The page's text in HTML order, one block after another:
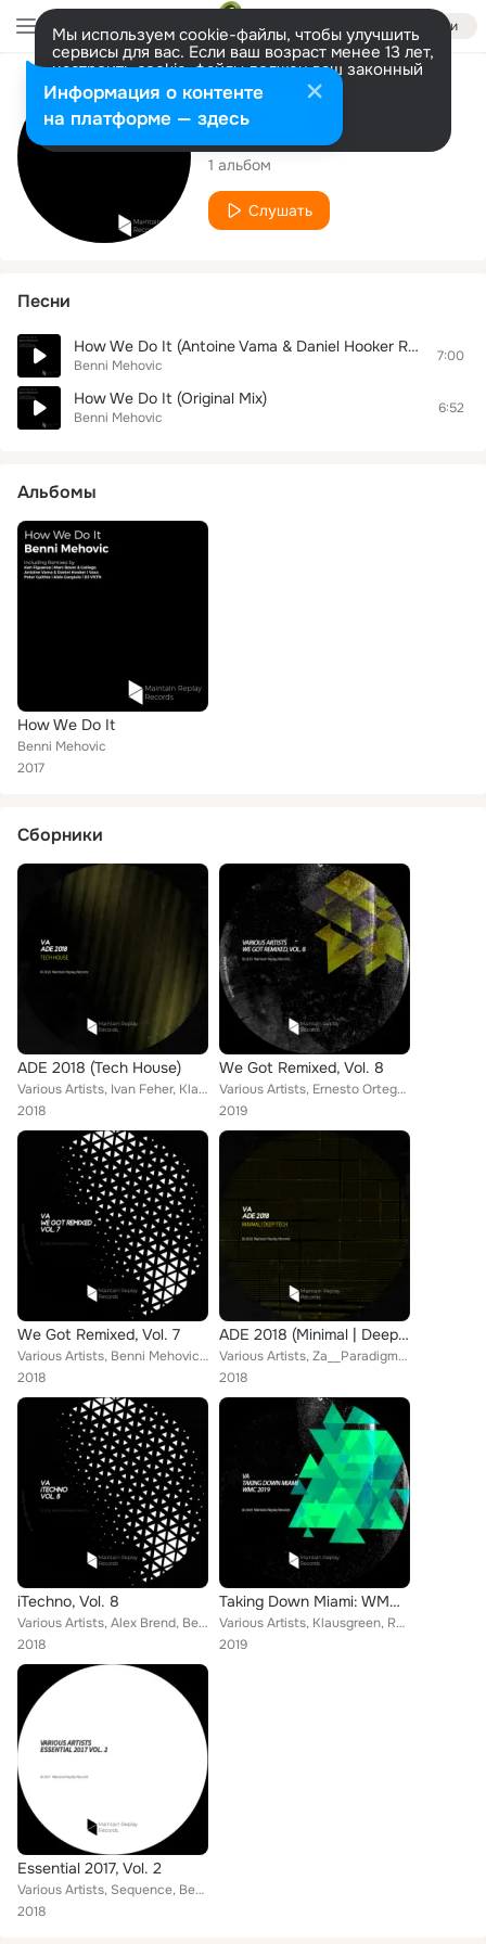
Войти
Мы используем cookie-файлы, чтобы улучшить
сервисы для вас. Если ваш возраст менее 13 лет,
настроить cookie-файлы должен ваш законный
представитель. Больше информации
Разрешить все Настроить
Исполнитель
Benni Mehovic
1 альбом
Слушать
Песни
How We Do It (Antoine Vama & Daniel Hooker Remix)
Benni Mehovic
7:00
How We Do It (Original Mix)
Benni Mehovic
6:52
Альбомы
How We Do It
Benni Mehovic
2017
Сборники
ADE 2018 (Tech House)
Various Artists, Ivan Feher, Klausgreen, Kaya DJ, Alpha Rodriguez, Alvaro Lopez, Vaxx, Vandek, Aldo Hertz, NRKY & Numbers, Diego...
2018
We Got Remixed, Vol. 8
Various Artists, Ernesto Ortega, Kaya DJ, Benni Mehovic, Walter Albini, Joe Cozzo, Corbeler, Aldo Gargiulo, Carloz Afonzo, 2DIST...
2019
We Got Remixed, Vol. 7
Various Artists, Benni Mehovic, Joe Cozzo, Vaxx, John Fux, American DJ, Soleil Bravo, Juan Tellez, Mark Grandel, Shawn Jackson, ...
2018
ADE 2018 (Minimal | Deep Tech)
Various Artists, Za__Paradigma, Gerva, RiLo, Gianluca Rattalino, Aldo Gargiulo, Spin Head, Hyscu, Modular2, Sound Sour, Kota Asa...
2018
iTechno, Vol. 8
Various Artists, Alex Brend, Benni Mehovic, Jc Delacruz, Krossfingers, Joch, Arram, Since13, Julian Luken, Callum Murray, Sound ...
2018
Taking Down Miami: WMC 2019
Various Artists, Klausgreen, Robert Furrier, Aldo Gargiulo, Shaded Black, Iwo Balkanski, Hyscu, Diego Barrera, Leon XIV, Modular...
2019
Essential 2017, Vol. 2
Various Artists, Sequence, Benni Mehovic, Saulo Paul, Gianluca Rattalino, Aldo Hertz, Iwo Balkanski, Fabrizio, 2DISTRICT, Gonzal...
2018
Информация о контенте
на платформе — здесь